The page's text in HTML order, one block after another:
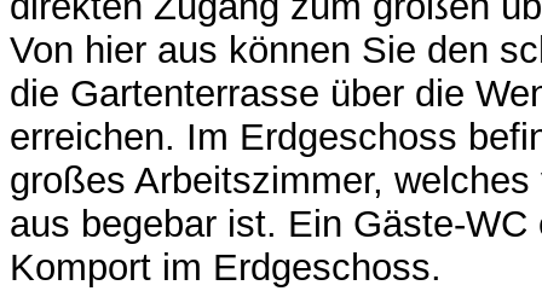
Von hier aus können Sie den
die Gartenterrasse über die
erreichen. Im Erdgeschoss
großes Arbeitszimmer,
aus begebar ist. Ein Gäste-WC
Komport im Erdgeschoss.